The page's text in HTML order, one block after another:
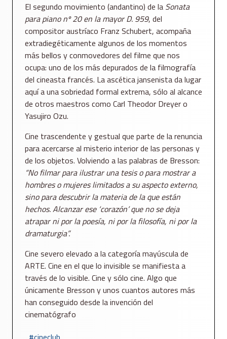
El segundo movimiento (andantino) de la Sonata
para piano nº 20 en la mayor D. 959, del
compositor austríaco Franz Schubert, acompaña
extradiegéticamente algunos de los momentos
más bellos y conmovedores del filme que nos
ocupa: uno de los más depurados de la filmografía
del cineasta francés. La ascética jansenista da lugar
aquí a una sobriedad formal extrema, sólo al alcance
de otros maestros como Carl Theodor Dreyer o
Yasujiro Ozu.
Cine trascendente y gestual que parte de la renuncia
para acercarse al misterio interior de las personas y
de los objetos. Volviendo a las palabras de Bresson:
“No filmar para ilustrar una tesis o para mostrar a
hombres o mujeres limitados a su aspecto externo,
sino para descubrir la materia de la que están
hechos. Alcanzar ese ‘corazón’ que no se deja
atrapar ni por la poesía, ni por la filosofía, ni por la
dramaturgia”.
Cine severo elevado a la categoría mayúscula de
ARTE. Cine en el que lo invisible se manifiesta a
través de lo visible. Cine y sólo cine. Algo que
únicamente Bresson y unos cuantos autores más
han conseguido desde la invención del
cinematógrafo